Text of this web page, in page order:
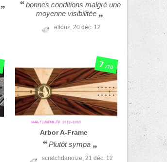
bonnes conditions malgré une
moyenne visibilitée
eliouz, 20 déc. 12
Arbor A-Frame
Plutôt sympa
scratchdanoize, 21 déc. 12
7/10